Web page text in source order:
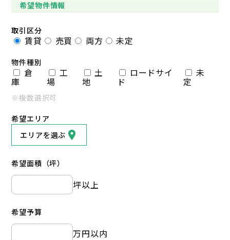
希望物件情報
取引区分
賃貸 売買 両方 未定
物件種別
倉
庫
工
場
土
地
ロードサイ
ド
未
定
※複数選択可
希望エリア
エリアを選ぶ
希望面積（坪）
坪以上
希望予算
万円以内